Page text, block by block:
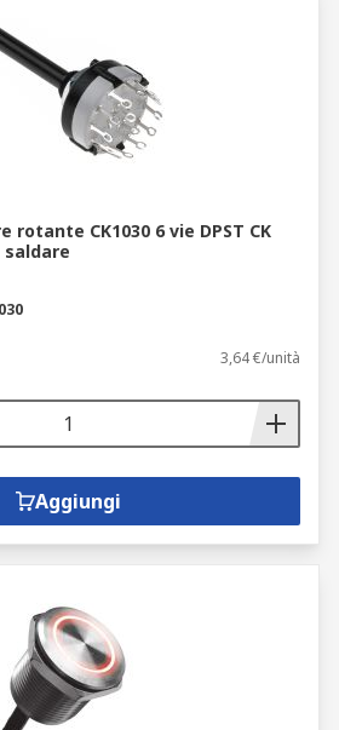
CK1030 6 vie DPST CK
saldare
3,64 €/unità
Aggiungi